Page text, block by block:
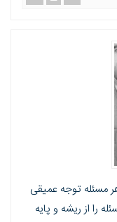
مسئله توجه عمیقی
را از ریشه و پایه